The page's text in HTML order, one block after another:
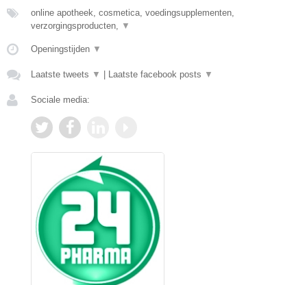
online apotheek, cosmetica, voedingsupplementen,
verzorgingsproducten, ▼
Openingstijden ▼
Laatste tweets ▼ Laatste facebook posts ▼
Sociale media: